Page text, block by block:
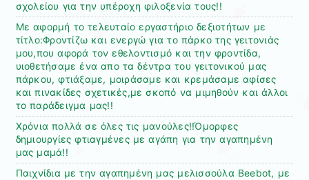
σχολείου για την υπέροχη φιλοξενία τους!!
Με αφορμή το τελευταίο εργαστήριο δεξιοτήτων με
τίτλο:Φροντίζω και ενεργώ για το πάρκο της γειτονιάς
μου,που αφορά τον εθελοντισμό και την φροντίδα,
υιοθετήσαμε ένα απο τα δέντρα του γειτονικού μας
πάρκου, φτιάξαμε, μοιράσαμε και κρεμάσαμε αφίσες
και πινακίδες σχετικές,με σκοπό να μιμηθούν και άλλοι
το παράδειγμα μας!!
Χρόνια πολλά σε όλες τις μανούλες!!Όμορφες
δημιουργίες φτιαγμένες με αγάπη για την αγαπημένη
μας μαμά!!
Παιχνίδια με την αγαπημένη μας μελισσούλα Beebot, με